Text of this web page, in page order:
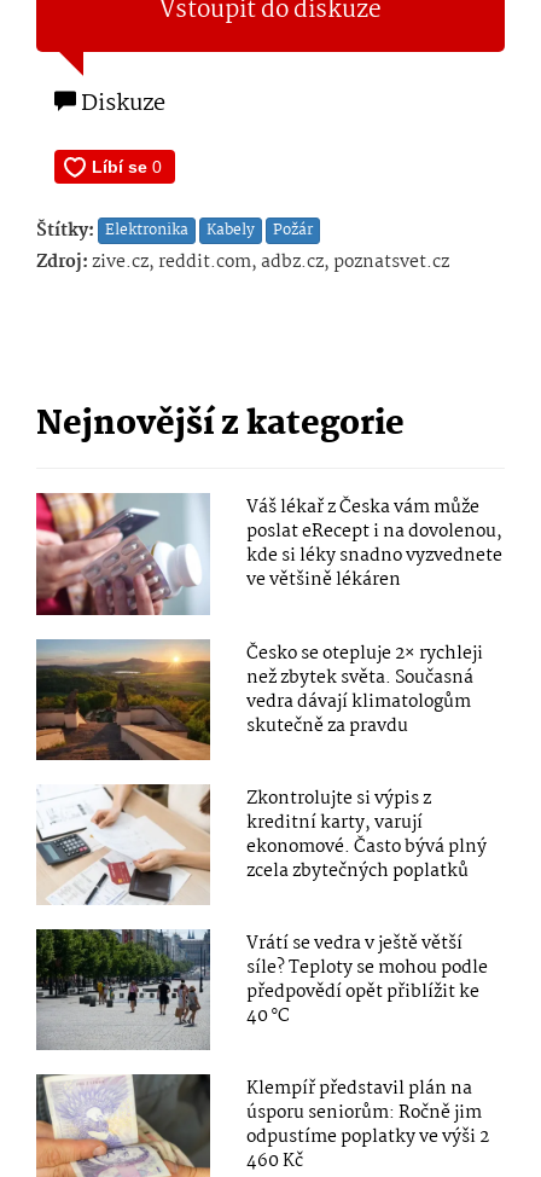
Vstoupit do diskuze
Diskuze
Štítky: Elektronika Kabely Požár
Zdroj:zive.cz, reddit.com, adbz.cz, poznatsvet.cz
Nejnovější z kategorie
Váš lékař z Česka vám může
poslat eRecept i na dovolenou,
kde si léky snadno vyzvednete
ve většině lékáren
Česko se otepluje 2× rychleji
než zbytek světa. Současná
vedra dávají klimatologům
skutečně za pravdu
Zkontrolujte si výpis z
kreditní karty, varují
ekonomové. Často bývá plný
zcela zbytečných poplatků
Vrátí se vedra v ještě větší
síle? Teploty se mohou podle
předpovědí opět přiblížit ke
40 °C
Klempíř představil plán na
úsporu seniorům: Ročně jim
odpustíme poplatky ve výši 2
460 Kč